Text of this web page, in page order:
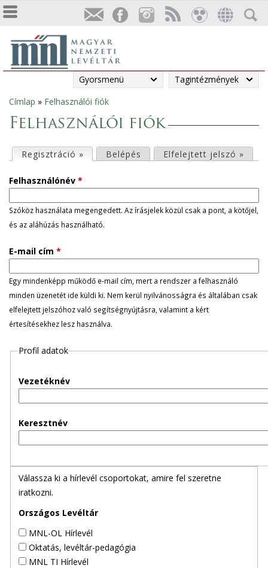
Gyorsmenü Tagintézmények
Jelenlegi
hely
Címlap » Felhasználói fiók
Felhasználói fiók
l
s
ő
d
l
e
g
e
Regisztráció » (aktív fül)
Belépés Elfelejtett jelszó »
Felhasználónév *
Szóköz használata megengedett. Az írásjelek közül csak a pont, a kötőjel,
és az aláhúzás használható.
E-mail cím *
Egy mindenképp működő e-mail cím, mert a rendszer a felhasználó
minden üzenetét ide küldi ki. Nem kerül nyilvánosságra és általában csak
elfelejtett jelszóhoz való segítségnyújtásra, valamint a kért
értesítésekhez lesz használva.
Profil adatok
Vezetéknév
Keresztnév
Válassza ki a hírlevél csoportokat, amire fel szeretne
iratkozni.
Országos Levéltár
MNL-OL Hírlevél
Oktatás, levéltár-pedagógia
MNL TI Hírlevél